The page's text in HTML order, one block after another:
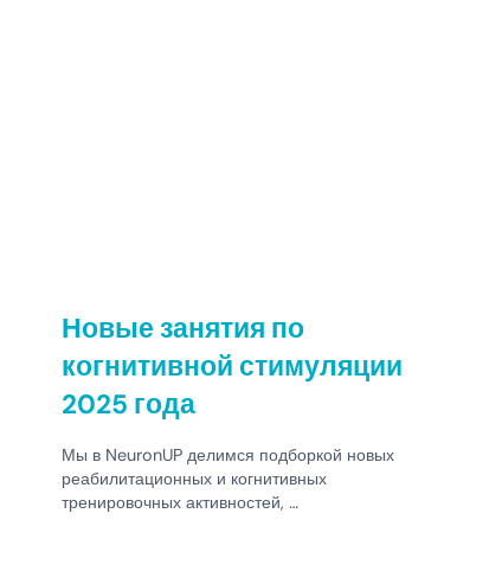
Новые занятия по
когнитивной стимуляции
2025 года
Мы в NeuronUP делимся подборкой новых
реабилитационных и когнитивных
тренировочных активностей, …